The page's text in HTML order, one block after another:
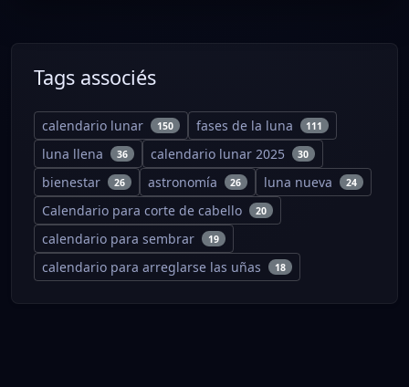
Tags associés
calendario lunar 150 fases de la luna 111
luna llena 36 calendario lunar 2025 30
bienestar 26 astronomía 26 luna nueva 24
Calendario para corte de cabello 20
calendario para sembrar 19
calendario para arreglarse las uñas 18